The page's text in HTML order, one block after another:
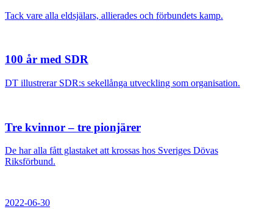
Tack vare alla eldsjälars, allierades och förbundets kamp.
100 år med SDR
DT illustrerar SDR:s sekellånga utveckling som organisation.
Tre kvinnor – tre pionjärer
De har alla fått glastaket att krossas hos Sveriges Dövas
Riksförbund.
2022-06-30